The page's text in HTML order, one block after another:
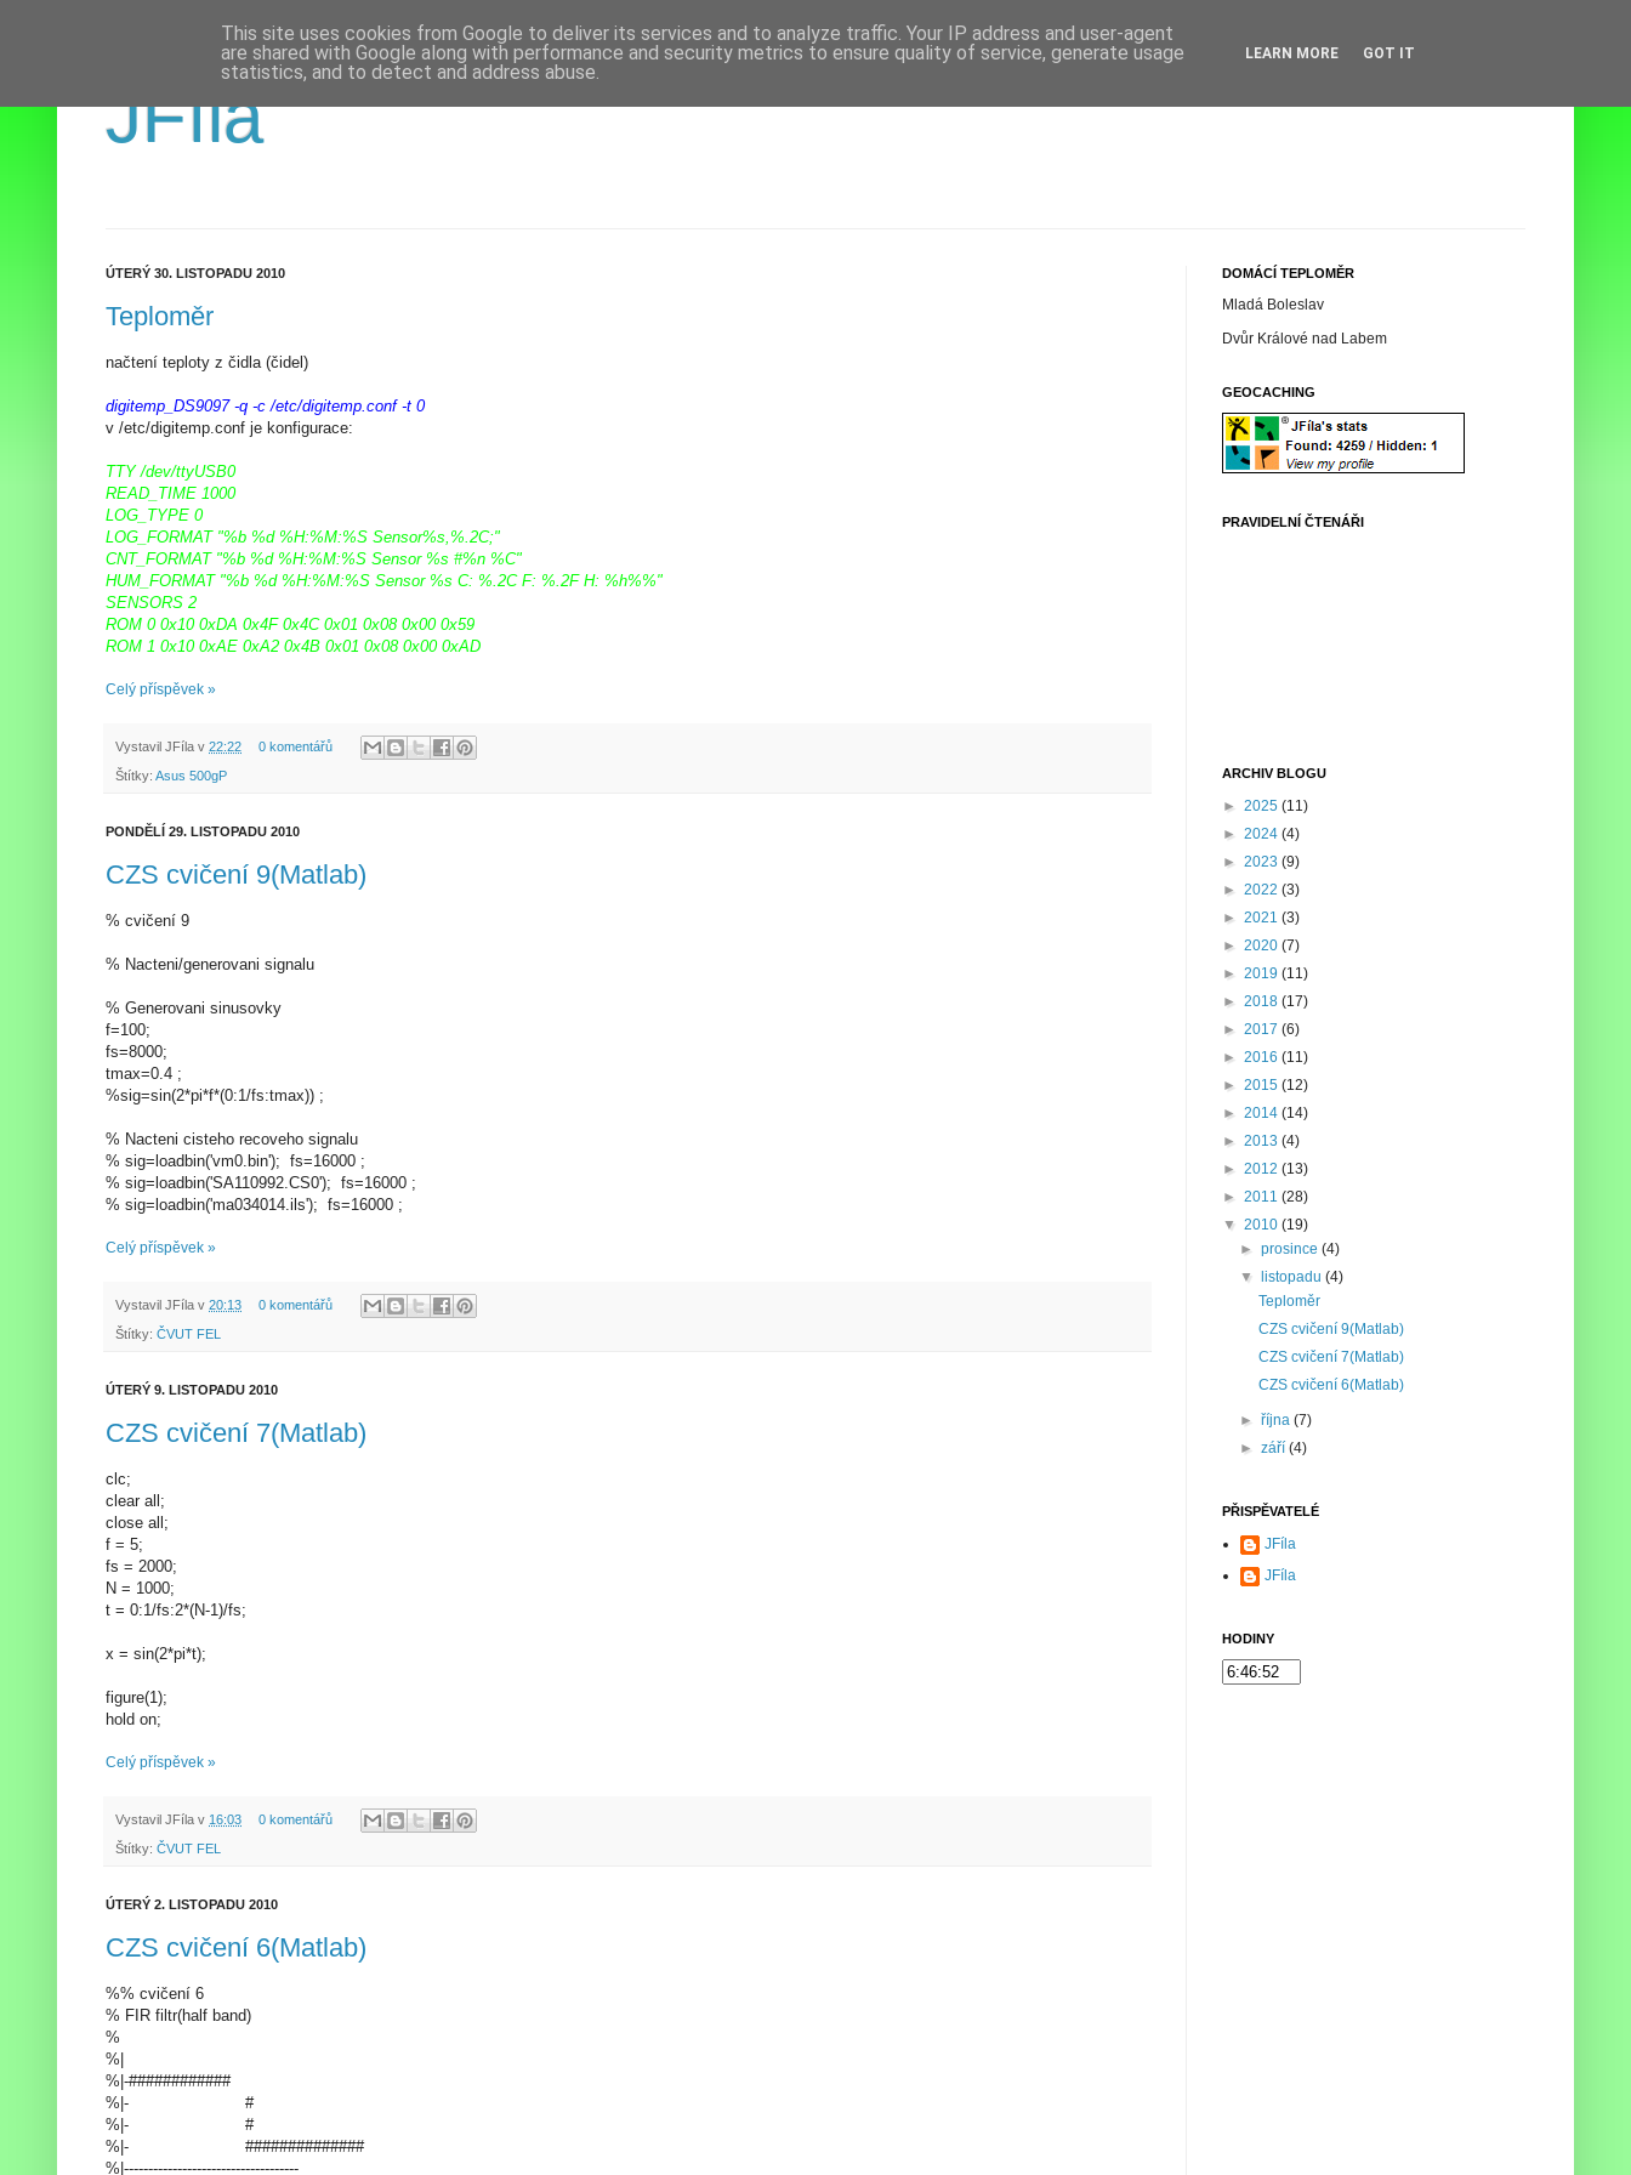
JFíla
ÚTERÝ 30. LISTOPADU 2010
Teploměr
načtení teploty z čidla (čidel)
digitemp_DS9097 -q -c /etc/digitemp.conf -t 0
v /etc/digitemp.conf je konfigurace:
TTY /dev/ttyUSB0
READ_TIME 1000
LOG_TYPE 0
LOG_FORMAT "%b %d %H:%M:%S Sensor%s,%.2C;"
CNT_FORMAT "%b %d %H:%M:%S Sensor %s #%n %C"
HUM_FORMAT "%b %d %H:%M:%S Sensor %s C: %.2C F: %.2F H: %h%%"
SENSORS 2
ROM 0 0x10 0xDA 0x4F 0x4C 0x01 0x08 0x00 0x59
ROM 1 0x10 0xAE 0xA2 0x4B 0x01 0x08 0x00 0xAD
Celý příspěvek »
Vystavil JFíla v 22:22 0 komentářů
Štítky: Asus 500gP
PONDĚLÍ 29. LISTOPADU 2010
CZS cvičení 9(Matlab)
% cvičení 9
% Nacteni/generovani signalu
% Generovani sinusovky
f=100;
fs=8000;
tmax=0.4 ;
%sig=sin(2*pi*f*(0:1/fs:tmax)) ;
% Nacteni cisteho recoveho signalu
% sig=loadbin('vm0.bin'); fs=16000 ;
% sig=loadbin('SA110992.CS0'); fs=16000 ;
% sig=loadbin('ma034014.ils'); fs=16000 ;
Celý příspěvek »
Vystavil JFíla v 20:13 0 komentářů
Štítky: ČVUT FEL
ÚTERÝ 9. LISTOPADU 2010
CZS cvičení 7(Matlab)
clc;
clear all;
close all;
f = 5;
fs = 2000;
N = 1000;
t = 0:1/fs:2*(N-1)/fs;
x = sin(2*pi*t);
figure(1);
hold on;
Celý příspěvek »
Vystavil JFíla v 16:03 0 komentářů
Štítky: ČVUT FEL
ÚTERÝ 2. LISTOPADU 2010
CZS cvičení 6(Matlab)
%% cvičení 6
% FIR filtr(half band)
%
%|
%|-############
%|- #
%|- #
%|- ##############
%|------------------------------------
DOMÁCÍ TEPLOMĚR
Mladá Boleslav
Dvůr Králové nad Labem
GEOCACHING
PRAVIDELNÍ ČTENÁŘI
ARCHIV BLOGU
► 2025 (11)
► 2024 (4)
► 2023 (9)
► 2022 (3)
► 2021 (3)
► 2020 (7)
► 2019 (11)
► 2018 (17)
► 2017 (6)
► 2016 (11)
► 2015 (12)
► 2014 (14)
► 2013 (4)
► 2012 (13)
► 2011 (28)
▼ 2010 (19)
►prosince(4)
▼
listopadu(4)
Teploměr
CZS cvičení 9(Matlab)
CZS cvičení 7(Matlab)
CZS cvičení 6(Matlab)
►října(7)
►září(4)
PŘISPĚVATELÉ
JFíla
JFíla
HODINY
This site uses cookies from Google to deliver its services and to analyze traffic. Your IP address and user-agent
are shared with Google along with performance and security metrics to ensure quality of service, generate usage
statistics, and to detect and address abuse.
LEARN MORE GOT IT